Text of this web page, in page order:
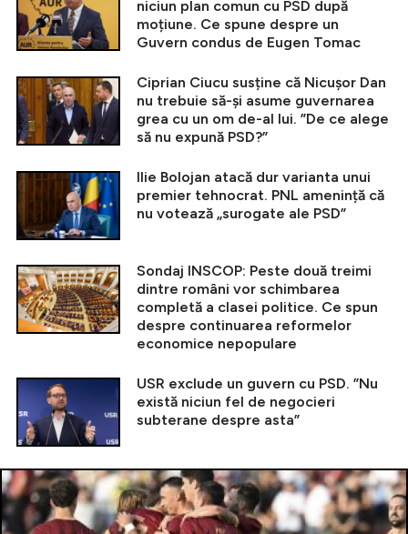
niciun plan comun cu PSD după
moțiune. Ce spune despre un
Guvern condus de Eugen Tomac
Ciprian Ciucu susține că Nicușor Dan
nu trebuie să-și asume guvernarea
grea cu un om de-al lui. ”De ce alege
să nu expună PSD?”
Ilie Bolojan atacă dur varianta unui
premier tehnocrat. PNL amenință că
nu votează „surogate ale PSD”
Sondaj INSCOP: Peste două treimi
dintre români vor schimbarea
completă a clasei politice. Ce spun
despre continuarea reformelor
economice nepopulare
USR exclude un guvern cu PSD. ”Nu
există niciun fel de negocieri
subterane despre asta”